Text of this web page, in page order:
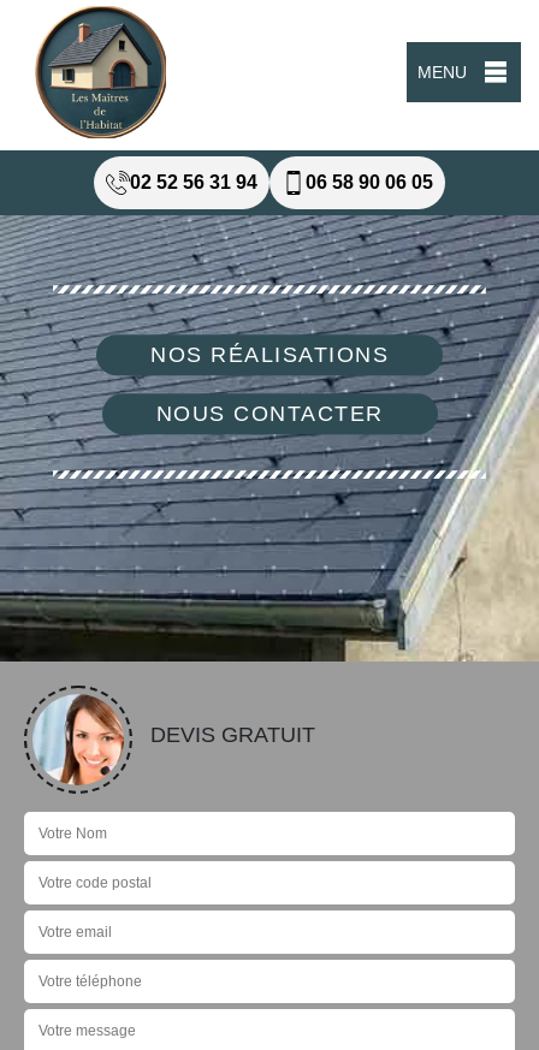
MENU
02 52 56 31 94 06 58 90 06 05
NOS RÉALISATIONS
NOUS CONTACTER
DEVIS GRATUIT